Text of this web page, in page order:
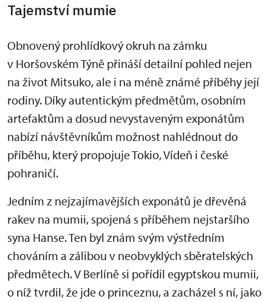
Tajemství mumie
Obnovený prohlídkový okruh na zámku
v Horšovském Týně přináší detailní pohled nejen
na život Mitsuko, ale i na méně známé příběhy její
rodiny. Díky autentickým předmětům, osobním
artefaktům a dosud nevystaveným exponátům
nabízí návštěvníkům možnost nahlédnout do
příběhu, který propojuje Tokio, Vídeň i české
pohraničí.
Jedním z nejzajímavějších exponátů je dřevěná
rakev na mumii, spojená s příběhem nejstaršího
syna Hanse. Ten byl znám svým výstředním
chováním a zálibou v neobvyklých sběratelských
předmětech. V Berlíně si pořídil egyptskou mumii,
o níž tvrdil, že jde o princeznu, a zacházel s ní, jako